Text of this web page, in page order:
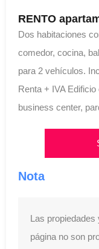
RENTO
Dos habitaciones
comedor, cocina,
para 2 vehículos.
Renta + IVA
business center,
Nota
Las
página no son